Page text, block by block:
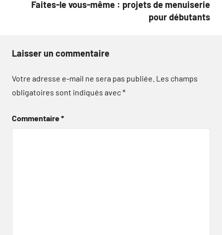
Faites-le vous-même : projets de menuiserie
pour débutants
Laisser un commentaire
Votre adresse e-mail ne sera pas publiée. Les champs
obligatoires sont indiqués avec*
Commentaire*